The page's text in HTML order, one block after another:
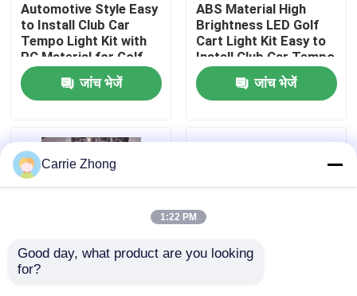
गुणवत्ता नियंत्रण
संपर्क करें
समाचार
गोल्फ कार्ट साइड मिरर
Automotive Style Easy
to Install Club Car
Tempo Light Kit with
PC Material for Golf
Cart LED Light Kit
जांच भेजें
ABS Material High
Brightness LED Golf
Cart Light Kit Easy to
Install Club Car Tempo
जांच भेजें
Carrie Zhong
1:22 PM
Good day, what product are you looking
for?